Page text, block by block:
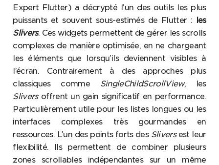
Expert Flutter) a décrypté l’un des outils les plus
puissants et souvent sous-estimés de Flutter : les
Slivers. Ces widgets permettent de gérer les scrolls
complexes de manière optimisée, en ne chargeant
les éléments que lorsqu’ils deviennent visibles à
l’écran. Contrairement à des approches plus
classiques comme SingleChildScrollView, les
Sliversoffrent un gain significatif en performance.
Particulièrement utile pour les listes longues ou les
interfaces complexes très gourmandes en
ressources. L’un des points forts des Sliversest leur
flexibilité. Ils permettent de combiner plusieurs
zones scrollables indépendantes sur un même